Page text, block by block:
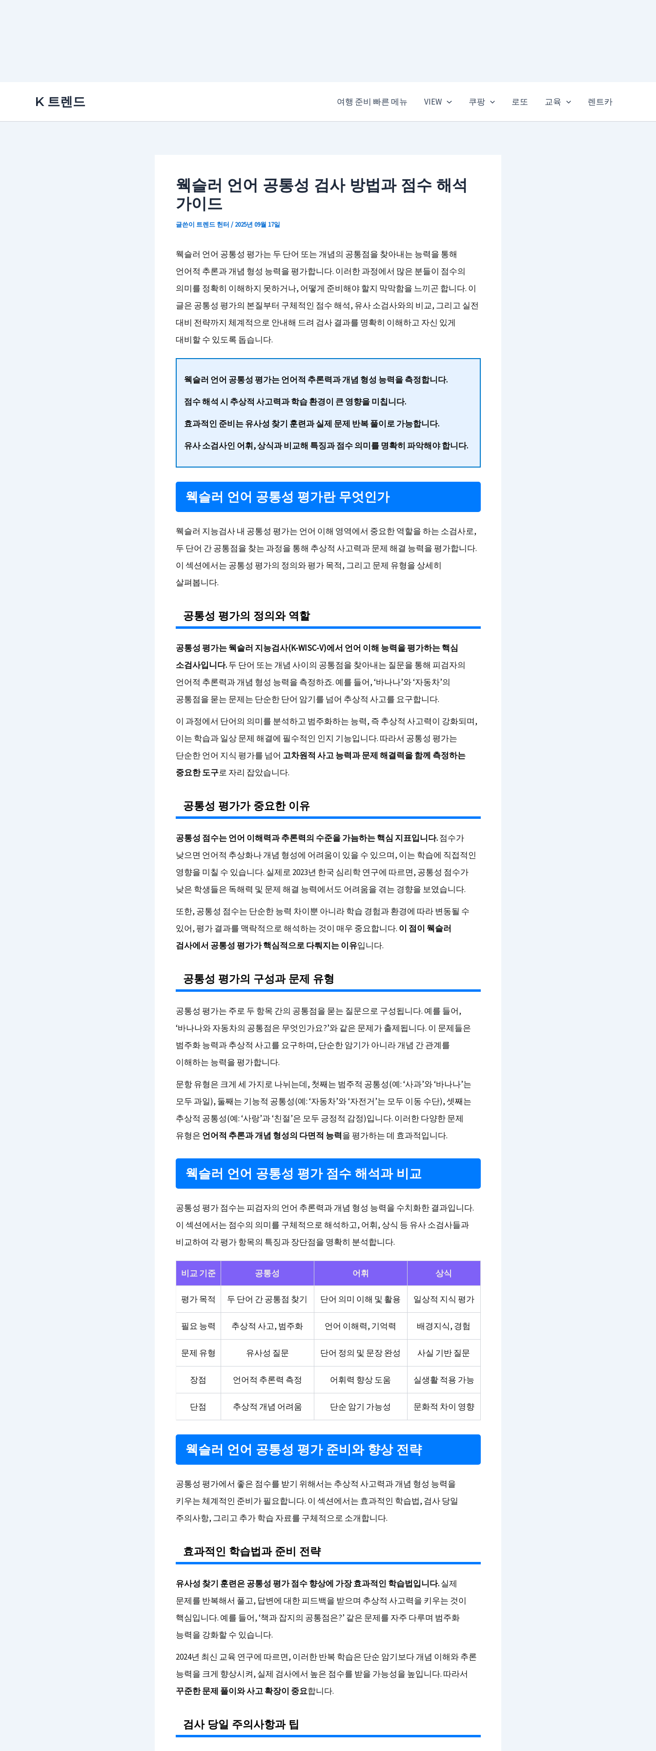
K 트렌드 여행 준비 빠른 메뉴 VIEW 쿠팡 로또 교육 렌트카
웩슬러 언어 공통성 검사 방법과 점수 해석
가이드
글쓴이 트렌드 헌터 / 2025년 09월 17일
웩슬러 언어 공통성 평가는 두 단어 또는 개념의 공통점을 찾아내는 능력을 통해
언어적 추론과 개념 형성 능력을 평가합니다. 이러한 과정에서 많은 분들이 점수의
의미를 정확히 이해하지 못하거나, 어떻게 준비해야 할지 막막함을 느끼곤 합니다. 이
글은 공통성 평가의 본질부터 구체적인 점수 해석, 유사 소검사와의 비교, 그리고 실전
대비 전략까지 체계적으로 안내해 드려 검사 결과를 명확히 이해하고 자신 있게
대비할 수 있도록 돕습니다.
웩슬러 언어 공통성 평가는언어적 추론력과 개념 형성 능력을 측정합니다.
점수 해석 시 추상적 사고력과 학습 환경이 큰 영향을 미칩니다.
효과적인 준비는유사성 찾기 훈련과 실제 문제 반복 풀이로 가능합니다.
유사 소검사인 어휘, 상식과 비교해 특징과 점수 의미를 명확히 파악해야 합니다.
웩슬러 언어 공통성 평가란 무엇인가
웩슬러 지능검사 내 공통성 평가는 언어 이해 영역에서 중요한 역할을 하는 소검사로,
두 단어 간 공통점을 찾는 과정을 통해 추상적 사고력과 문제 해결 능력을 평가합니다.
이 섹션에서는 공통성 평가의 정의와 평가 목적, 그리고 문제 유형을 상세히
살펴봅니다.
공통성 평가의 정의와 역할
공통성 평가는 웩슬러 지능검사(K-WISC-V)에서 언어 이해 능력을 평가하는 핵심
소검사입니다.두 단어 또는 개념 사이의 공통점을 찾아내는 질문을 통해 피검자의
언어적 추론력과 개념 형성 능력을 측정하죠. 예를 들어, ‘바나나’와 ‘자동차’의
공통점을 묻는 문제는 단순한 단어 암기를 넘어 추상적 사고를 요구합니다.
이 과정에서 단어의 의미를 분석하고 범주화하는 능력, 즉 추상적 사고력이 강화되며,
이는 학습과 일상 문제 해결에 필수적인 인지 기능입니다. 따라서 공통성 평가는
단순한 언어 지식 평가를 넘어 고차원적 사고 능력과 문제 해결력을 함께 측정하는
중요한 도구로 자리 잡았습니다.
공통성 평가가 중요한 이유
공통성 점수는 언어 이해력과 추론력의 수준을 가늠하는 핵심 지표입니다.점수가
낮으면 언어적 추상화나 개념 형성에 어려움이 있을 수 있으며, 이는 학습에 직접적인
영향을 미칠 수 있습니다. 실제로 2023년 한국 심리학 연구에 따르면, 공통성 점수가
낮은 학생들은 독해력 및 문제 해결 능력에서도 어려움을 겪는 경향을 보였습니다.
또한, 공통성 점수는 단순한 능력 차이뿐 아니라 학습 경험과 환경에 따라 변동될 수
있어, 평가 결과를 맥락적으로 해석하는 것이 매우 중요합니다. 이 점이 웩슬러
검사에서 공통성 평가가 핵심적으로 다뤄지는 이유입니다.
공통성 평가의 구성과 문제 유형
공통성 평가는 주로 두 항목 간의 공통점을 묻는 질문으로 구성됩니다. 예를 들어,
‘바나나와 자동차의 공통점은 무엇인가요?’와 같은 문제가 출제됩니다. 이 문제들은
범주화 능력과 추상적 사고를 요구하며, 단순한 암기가 아니라 개념 간 관계를
이해하는 능력을 평가합니다.
문항 유형은 크게 세 가지로 나뉘는데, 첫째는 범주적 공통성(예: ‘사과’와 ‘바나나’는
모두 과일), 둘째는 기능적 공통성(예: ‘자동차’와 ‘자전거’는 모두 이동 수단), 셋째는
추상적 공통성(예: ‘사랑’과 ‘친절’은 모두 긍정적 감정)입니다. 이러한 다양한 문제
유형은 언어적 추론과 개념 형성의 다면적 능력을 평가하는 데 효과적입니다.
웩슬러 언어 공통성 평가 점수 해석과 비교
공통성 평가 점수는 피검자의 언어 추론력과 개념 형성 능력을 수치화한 결과입니다.
이 섹션에서는 점수의 의미를 구체적으로 해석하고, 어휘, 상식 등 유사 소검사들과
비교하여 각 평가 항목의 특징과 장단점을 명확히 분석합니다.
비교 기준 공통성 어휘 상식
평가 목적 두 단어 간 공통점 찾기 단어 의미 이해 및 활용 일상적 지식 평가
필요 능력 추상적 사고, 범주화 언어 이해력, 기억력 배경지식, 경험
문제 유형 유사성 질문 단어 정의 및 문장 완성 사실 기반 질문
장점 언어적 추론력 측정 어휘력 향상 도움 실생활 적용 가능
단점 추상적 개념 어려움 단순 암기 가능성 문화적 차이 영향
웩슬러 언어 공통성 평가 준비와 향상 전략
공통성 평가에서 좋은 점수를 받기 위해서는 추상적 사고력과 개념 형성 능력을
키우는 체계적인 준비가 필요합니다. 이 섹션에서는 효과적인 학습법, 검사 당일
주의사항, 그리고 추가 학습 자료를 구체적으로 소개합니다.
효과적인 학습법과 준비 전략
유사성 찾기 훈련은 공통성 평가 점수 향상에 가장 효과적인 학습법입니다.실제
문제를 반복해서 풀고, 답변에 대한 피드백을 받으며 추상적 사고력을 키우는 것이
핵심입니다. 예를 들어, ‘책과 잡지의 공통점은?’ 같은 문제를 자주 다루며 범주화
능력을 강화할 수 있습니다.
2024년 최신 교육 연구에 따르면, 이러한 반복 학습은 단순 암기보다 개념 이해와 추론
능력을 크게 향상시켜, 실제 검사에서 높은 점수를 받을 가능성을 높입니다. 따라서
꾸준한 문제 풀이와 사고 확장이 중요합니다.
검사 당일 주의사항과 팁